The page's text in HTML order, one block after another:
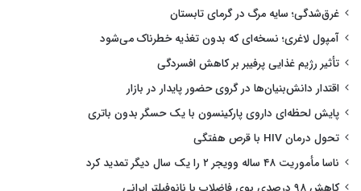
غرق‌شدگی؛ سایه مرگ در گرمای تابستان
آمپول لاغری؛ نسخه‌ای که بدون تغذیه خطرناک می‌شود
تأثیر رژیم غذایی پرفیبر بر کاهش افسردگی
اقتدار دانش‌بنیان‌ها در گروی حضور پایدار در بازار
پایش لحظه‌ای داروی پارکینسون با یک حسگر بدون باتری
تحول درمان HIV با قرص هفتگی
ناسا مأموریت ۴۸ ساله وویجر ۲ را یک سال دیگر تمدید کرد